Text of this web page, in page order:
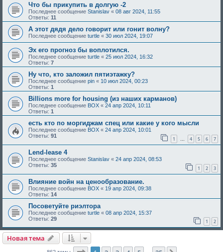
Что бы прикупить в долгую -2
Последнее сообщение Stanislav « 08 авг 2024, 11:55
Ответы: 11
А этот дядя дело говорит или гонит волну?
Последнее сообщение turtle « 30 июл 2024, 19:07
Эх его прогноз бы воплотился.
Последнее сообщение turtle « 25 июл 2024, 16:32
Ответы: 7
Ну что, кто заложил пятиэтажку?
Последнее сообщение pin « 10 июл 2024, 00:23
Ответы: 1
Billions more for housing (из наших карманов)
Последнее сообщение BOX « 24 апр 2024, 10:11
Ответы: 1
есть кто по моргиджам спец или какие у кого мысли
Последнее сообщение BOX « 24 апр 2024, 10:01
Ответы: 91 1 … 4 5 6 7
Lend-lease 4
Последнее сообщение Stanislav « 24 апр 2024, 08:53
Ответы: 35 1 2 3
Влияние войн на ценообразование.
Последнее сообщение BOX « 19 апр 2024, 09:38
Ответы: 14
Посоветуйте риэлтора
Последнее сообщение turtle « 08 апр 2024, 15:37
Ответы: 29 1 2
Новая тема